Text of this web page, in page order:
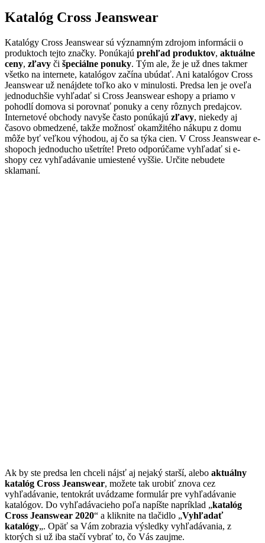
Katalóg Cross Jeanswear
Katalógy Cross Jeanswear sú významným zdrojom informácii o
produktoch tejto značky. Ponúkajú prehľad produktov, aktuálne
ceny, zľavy či špeciálne ponuky. Tým ale, že je už dnes takmer
všetko na internete, katalógov začína ubúdať. Ani katalógov Cross
Jeanswear už nenájdete toľko ako v minulosti. Predsa len je oveľa
jednoduchšie vyhľadať si Cross Jeanswear eshopy a priamo v
pohodlí domova si porovnať ponuky a ceny rôznych predajcov.
Internetové obchody navyše často ponúkajú zľavy, niekedy aj
časovo obmedzené, takže možnosť okamžitého nákupu z domu
môže byť veľkou výhodou, aj čo sa týka cien. V Cross Jeanswear e-
shopoch jednoducho ušetríte! Preto odporúčame vyhľadať si e-
shopy cez vyhľadávanie umiestené vyššie. Určite nebudete
sklamaní.
Ak by ste predsa len chceli nájsť aj nejaký starší, alebo aktuálny
katalóg Cross Jeanswear, možete tak urobiť znova cez
vyhľadávanie, tentokrát uvádzame formulár pre vyhľadávanie
katalógov. Do vyhľadávacieho poľa napíšte napríklad „katalóg
Cross Jeanswear 2020“ a kliknite na tlačidlo „Vyhľadať
katalógy„. Opäť sa Vám zobrazia výsledky vyhľadávania, z
ktorých si už iba stačí vybrať to, čo Vás zaujme.